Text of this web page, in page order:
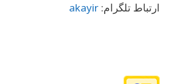
ارتباط تلگرام: akayir